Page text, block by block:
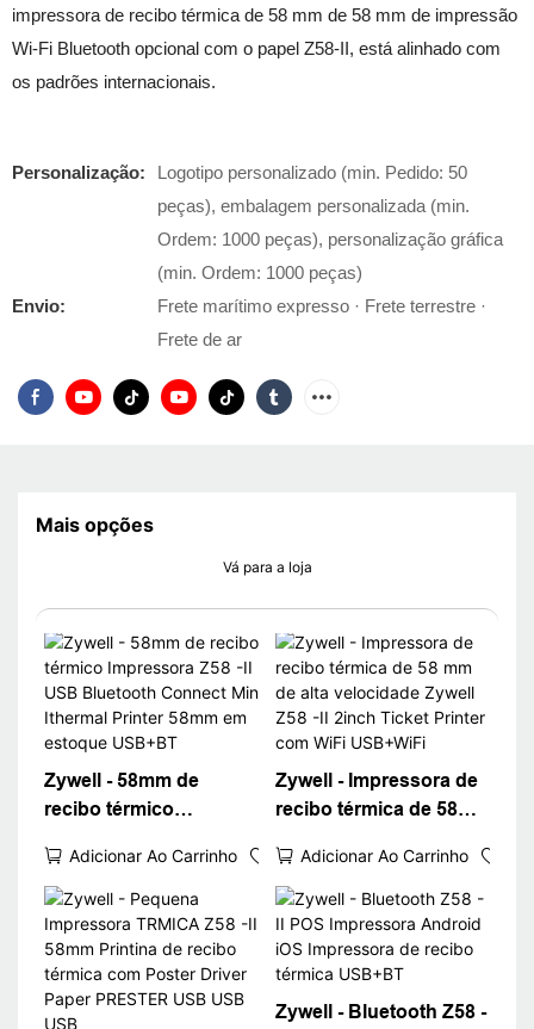
impressora de recibo térmica de 58 mm de 58 mm de impressão
Wi-Fi Bluetooth opcional com o papel Z58-II, está alinhado com
os padrões internacionais.
Personalização:
Logotipo personalizado (min. Pedido: 50
peças), embalagem personalizada (min.
Ordem: 1000 peças), personalização gráfica
(min. Ordem: 1000 peças)
Envio:
Frete marítimo expresso · Frete terrestre ·
Frete de ar
Mais opções
Vá para a loja
Zywell - 58mm de
recibo térmico
Bluetooth Connect Min
Ithermal Printer 58mm
em estoque USB+BT
Adicionar Ao Carrinho
Zywell - Impressora de
recibo térmica de 58
Zywell Z58 -II 2inch
Ticket Printer com WiFi
USB+WiFi
Adicionar Ao Carrinho
Zywell - Bluetooth Z58 -